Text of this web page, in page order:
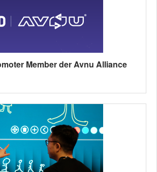
Member der Avnu Alliance